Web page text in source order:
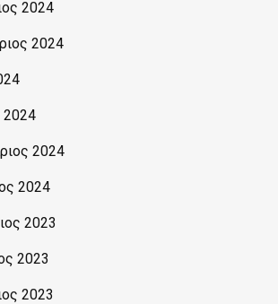
2024
2024
2024
2024
2024
2023
2023
2023